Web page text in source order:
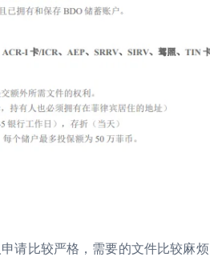
请比较严格，需要的文件比较麻